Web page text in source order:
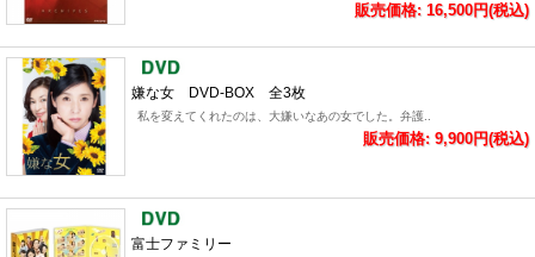
販売価格: 16,500円(税込)
嫌な女 DVD-BOX 全3枚
私を変えてくれたのは、大嫌いなあの女でした。弁護..
販売価格: 9,900円(税込)
富士ファミリー